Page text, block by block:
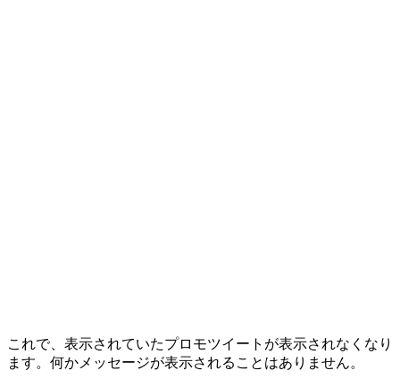
これで、表示されていたプロモツイートが表示されなくなり
ます。何かメッセージが表示されることはありません。